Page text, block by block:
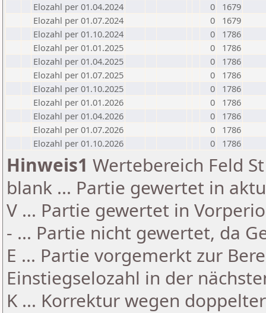
Elozahl per 01.04.2024
0
1679
Elozahl per 01.07.2024
0
1679
Elozahl per 01.10.2024
0
1786
Elozahl per 01.01.2025
0
1786
Elozahl per 01.04.2025
0
1786
Elozahl per 01.07.2025
0
1786
Elozahl per 01.10.2025
0
1786
Elozahl per 01.01.2026
0
1786
Elozahl per 01.04.2026
0
1786
Elozahl per 01.07.2026
0
1786
Elozahl per 01.10.2026
0 1786
Hinweis1 Wertebereich Feld
blank ... Partie gewertet in
V ... Partie gewertet in
- ... Partie nicht gewertet, da
E ... Partie vorgemerkt zur
Einstiegselozahl in der
K ... Korrektur wegen